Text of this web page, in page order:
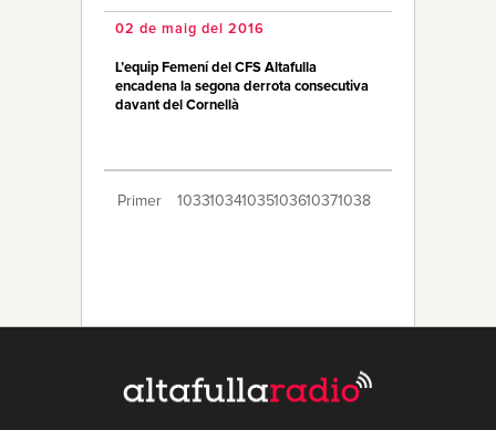
02 de maig del 2016
L’equip Femení del CFS Altafulla
encadena la segona derrota consecutiva
davant del Cornellà
Primer 103310341035103610371038
10471048104910501051 Últim